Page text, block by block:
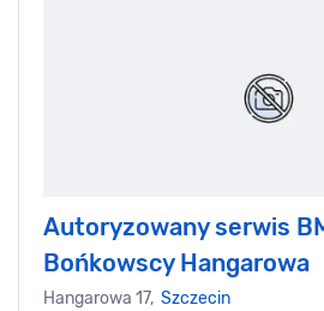
Autoryzowany serwis
Bońkowscy Hangarowa
Hangarowa 17, Szczecin